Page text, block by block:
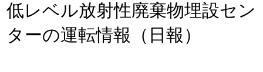
低レベル放射性廃棄物埋設セン
ターの運転情報（日報）